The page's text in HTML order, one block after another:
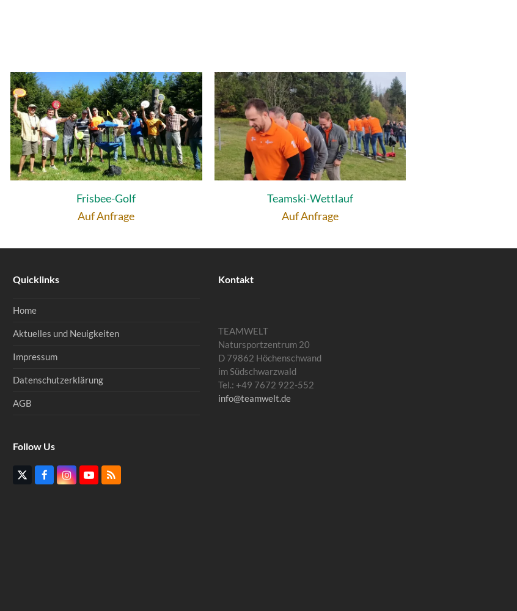
Frisbee-Golf
Auf Anfrage
Teamski-Wettlauf
Auf Anfrage
Quicklinks
Home
Aktuelles und Neuigkeiten
Impressum
Datenschutzerklärung
AGB
Follow Us
TwitterFacebookInstagram
YouTube
RSS
Kontakt
TEAMWELT
Natursportzentrum 20
D 79862 Höchenschwand
im Südschwarzwald
Tel.: +49 7672 922-552
info@teamwelt.de